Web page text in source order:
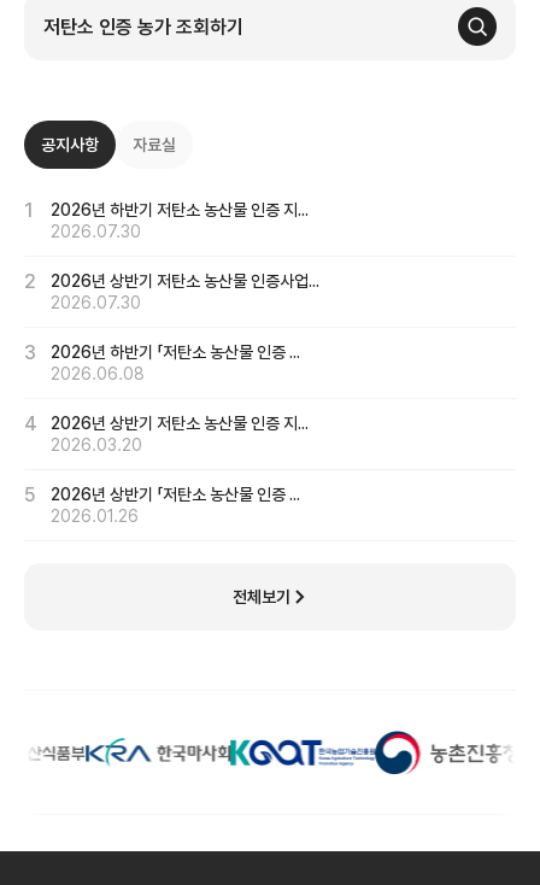
저탄소 인증 농가 조회하기
공지사항 및 자료실
공지사항 자료실
1
2026년 하반기 저탄소 농산물 인증 지...
2026.07.30
2
2026년 상반기 저탄소 농산물 인증사업...
2026.07.30
3
2026년 하반기 「저탄소 농산물 인증 ...
2026.06.08
4
2026년 상반기 저탄소 농산물 인증 지...
2026.03.20
5
2026년 상반기 「저탄소 농산물 인증 ...
2026.01.26
전체보기